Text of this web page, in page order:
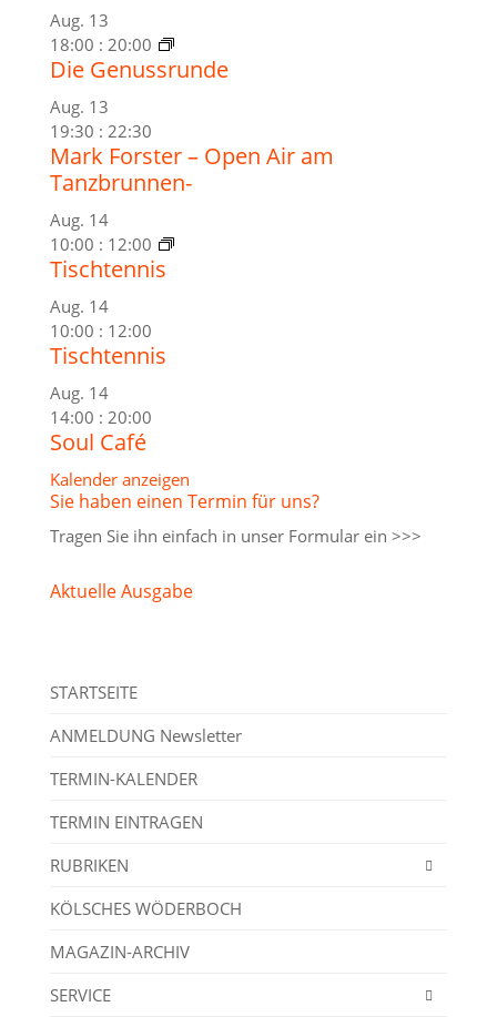
Aug. 13
18:00 : 20:00
Die Genussrunde
Aug. 13
19:30 : 22:30
Mark Forster – Open Air am
Tanzbrunnen-
Aug. 14
10:00 : 12:00
Tischtennis
Aug. 14
10:00 : 12:00
Tischtennis
Aug. 14
14:00 : 20:00
Soul Café
Kalender anzeigen
Sie haben einen Termin für uns?
Tragen Sie ihn einfach in unser Formular ein >>>
Aktuelle Ausgabe
STARTSEITE
ANMELDUNG Newsletter
TERMIN-KALENDER
TERMIN EINTRAGEN
RUBRIKEN
KÖLSCHES WÖDERBOCH
MAGAZIN-ARCHIV
SERVICE